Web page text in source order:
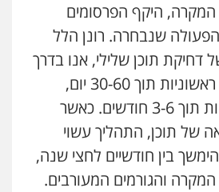
היקף הפרסומים
הפעולה שנבחרה. רונן הלל
דחיקת תוכן שלילי, אנו בדרך
כלל רואים תוצאות ראשוניות תוך 30-60 יום,
ותוצאות משמעותיות תוך 3-6 חודשים. כאשר
של תוכן, התהליך עשוי
בין חודשיים לחצי שנה,
והגורמים המעורבים.